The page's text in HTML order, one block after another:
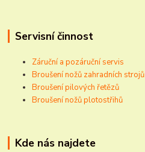
Servisní činnost
Záruční a pozáruční servis
Broušení nožů zahradních strojů
Broušení pilových řetězů
Broušení nožů plotostřihů
Kde nás najdete